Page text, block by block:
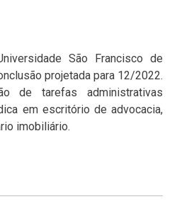
São Francisco de
projetada para 12/2022.
de tarefas administrativas
em escritório de advocacia,
imobiliário.